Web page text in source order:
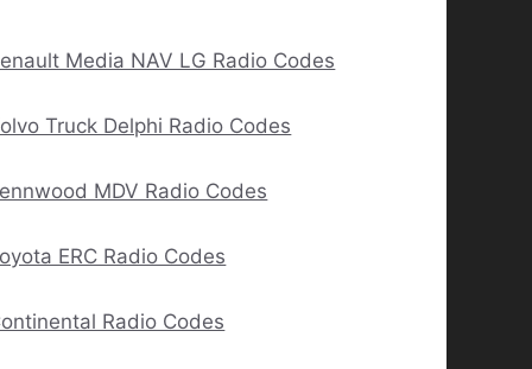
Media NAV LG Radio Codes
Truck Delphi Radio Codes
MDV Radio Codes
ERC Radio Codes
Radio Codes